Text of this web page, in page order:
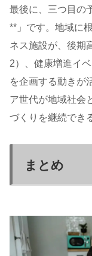
最後に、三つ目の
**」です。地域に
ネス施設が、後期
2）、健康増進イ
を企画する動きが
ア世代が地域社会
づくりを継続でき
まとめ